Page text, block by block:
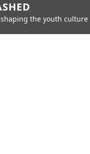
the youth culture